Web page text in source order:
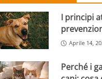
I principi
Aprile 14,
Perché i